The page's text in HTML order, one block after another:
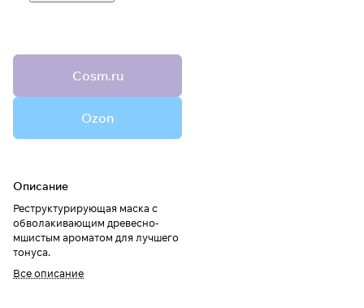
Cosm.ru
Ozon
Описание
Реструктурирующая маска с
обволакивающим древесно-
мшистым ароматом для лучшего
тонуса.
Все описание